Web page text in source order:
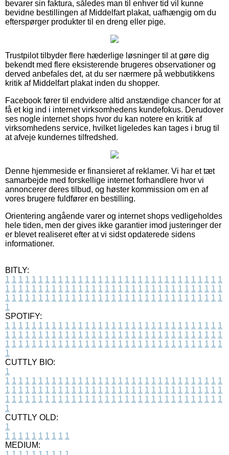
bevarer sin faktura, således man til enhver tid vil kunne
bevidne bestillingen af Middelfart plakat, uafhængig om du
efterspørger produkter til en dreng eller pige.
Trustpilot tilbyder flere hæderlige løsninger til at gøre dig
bekendt med flere eksisterende brugeres observationer og
derved anbefales det, at du ser nærmere på webbutikkens
kritik af Middelfart plakat inden du shopper.
Facebook fører til endvidere altid anstændige chancer for at
få et kig ind i internet virksomhedens kundefokus. Derudover
ses nogle internet shops hvor du kan notere en kritik af
virksomhedens service, hvilket ligeledes kan tages i brug til
at afveje kundernes tilfredshed.
Denne hjemmeside er finansieret af reklamer. Vi har et tæt
samarbejde med forskellige internet forhandlere hvor vi
annoncerer deres tilbud, og høster kommission om en af
vores brugere fuldfører en bestilling.
Orientering angående varer og internet shops vedligeholdes
hele tiden, men der gives ikke garantier imod justeringer der
er blevet realiseret efter at vi sidst opdaterede sidens
informationer.
BITLY:
1 1 1 1 1 1 1 1 1 1 1 1 1 1 1 1 1 1 1 1 1 1 1 1 1 1 1 1 1 1 1 1 1
1 1 1 1 1 1 1 1 1 1 1 1 1 1 1 1 1 1 1 1 1 1 1 1 1 1 1 1 1 1 1 1 1
1 1 1 1 1 1 1 1 1 1 1 1 1 1 1 1 1 1 1 1 1 1 1 1 1 1 1 1 1 1 1 1 1
1
SPOTIFY:
1 1 1 1 1 1 1 1 1 1 1 1 1 1 1 1 1 1 1 1 1 1 1 1 1 1 1 1 1 1 1 1 1
1 1 1 1 1 1 1 1 1 1 1 1 1 1 1 1 1 1 1 1 1 1 1 1 1 1 1 1 1 1 1 1 1
1 1 1 1 1 1 1 1 1 1 1 1 1 1 1 1 1 1 1 1 1 1 1 1 1 1 1 1 1 1 1 1 1
1
CUTTLY BIO:
1
1 1 1 1 1 1 1 1 1 1 1 1 1 1 1 1 1 1 1 1 1 1 1 1 1 1 1 1 1 1 1 1 1
1 1 1 1 1 1 1 1 1 1 1 1 1 1 1 1 1 1 1 1 1 1 1 1 1 1 1 1 1 1 1 1 1
1 1 1 1 1 1 1 1 1 1 1 1 1 1 1 1 1 1 1 1 1 1 1 1 1 1 1 1 1 1 1 1 1
1
CUTTLY OLD:
1
1 1 1 1 1 1 1 1 1 1
MEDIUM: